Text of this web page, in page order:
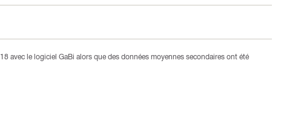
avec le logiciel GaBi alors que des données moyennes secondaires ont été